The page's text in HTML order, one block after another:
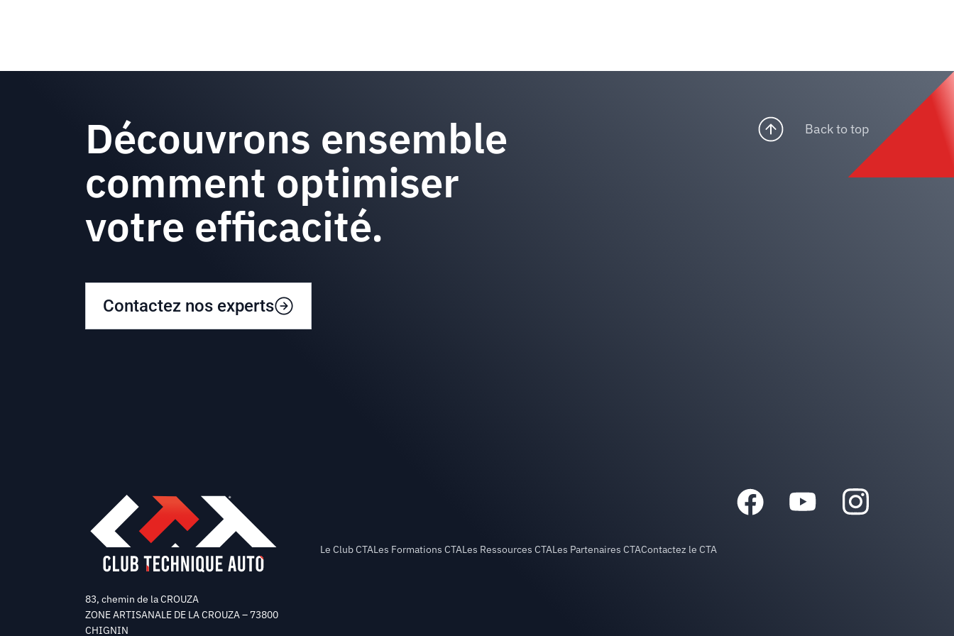
Découvrons ensemble
comment optimiser
votre efficacité.
Contactez nos experts
Back to top
83, chemin de la CROUZA
ZONE ARTISANALE DE LA CROUZA – 73800
CHIGNIN
Le Club CTALes Formations CTALes Ressources CTALes Partenaires CTAContactez le CTA